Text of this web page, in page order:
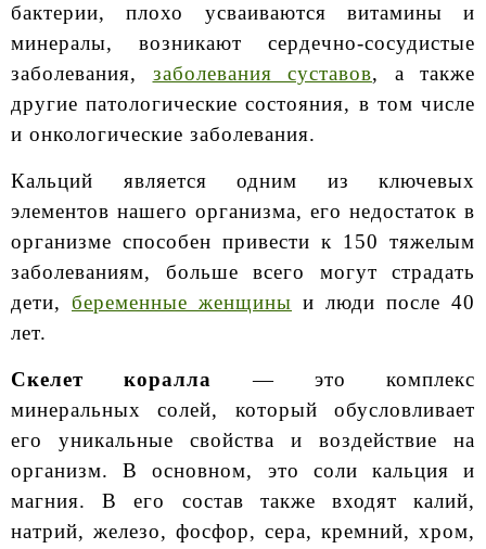
бактерии, плохо усваиваются витамины и
минералы, возникают сердечно-сосудистые
заболевания, заболевания суставов, а также
другие патологические состояния, в том числе
и онкологические заболевания.
Кальций является одним из ключевых
элементов нашего организма, его недостаток в
организме способен привести к 150 тяжелым
заболеваниям, больше всего могут страдать
дети, беременные женщины и люди после 40
лет.
Скелет коралла
— это комплекс
минеральных солей, который обусловливает
его уникальные свойства и воздействие на
организм. В основном, это соли кальция и
магния. В его состав также входят калий,
натрий, железо, фосфор, сера, кремний, хром,